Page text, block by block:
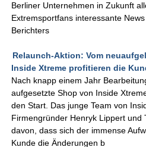
Berliner Unternehmen in Zukunft
Extremsportfans interessante
Berichters
Relaunch-Aktion: Vom
Inside Xtreme profitieren die
Nach knapp einem Jahr
aufgesetzte Shop von Inside
den Start. Das junge Team von
Firmengründer Henryk Lippert und
davon, dass sich der immense
Kunde die Änderungen b